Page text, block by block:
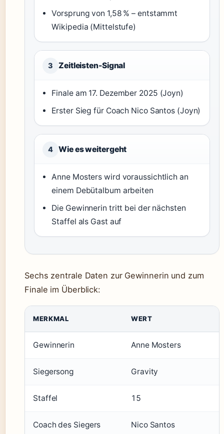
Vorsprung von 1,58 % – entstammt
Wikipedia (Mittelstufe)
3 Zeitleisten-Signal
Finale am 17. Dezember 2025 (Joyn)
Erster Sieg für Coach Nico Santos (Joyn)
4 Wie es weitergeht
Anne Mosters wird voraussichtlich an
einem Debütalbum arbeiten
Die Gewinnerin tritt bei der nächsten
Staffel als Gast auf
Sechs zentrale Daten zur Gewinnerin und zum
Finale im Überblick:
MERKMAL WERT
Gewinnerin Anne Mosters
Siegersong Gravity
Staffel 15
Coach des Siegers Nico Santos